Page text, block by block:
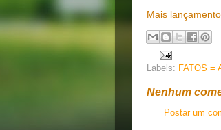
Mais
Labels: FATOS =
Nenhum
Postar um